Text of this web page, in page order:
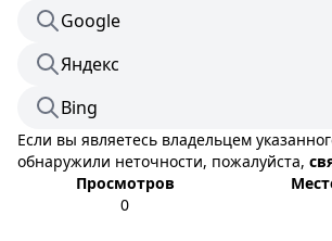
Google
Яндекс
Bing
Если вы являетесь владельцем
обнаружили неточности, пожалуйста,
Просмотров
0